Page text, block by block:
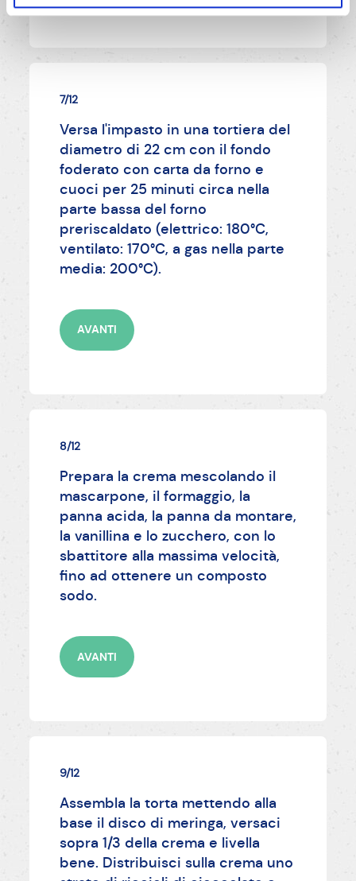
7/12
Versa l'impasto in una tortiera del
diametro di 22 cm con il fondo
foderato con carta da forno e
cuoci per 25 minuti circa nella
parte bassa del forno
preriscaldato (elettrico: 180°C,
ventilato: 170°C, a gas nella parte
media: 200°C).
AVANTI
8/12
Prepara la crema mescolando il
mascarpone, il formaggio, la
panna acida, la panna da montare,
la vanillina e lo zucchero, con lo
sbattitore alla massima velocità,
fino ad ottenere un composto
sodo.
AVANTI
9/12
Assembla la torta mettendo alla
base il disco di meringa, versaci
sopra 1/3 della crema e livella
bene. Distribuisci sulla crema uno